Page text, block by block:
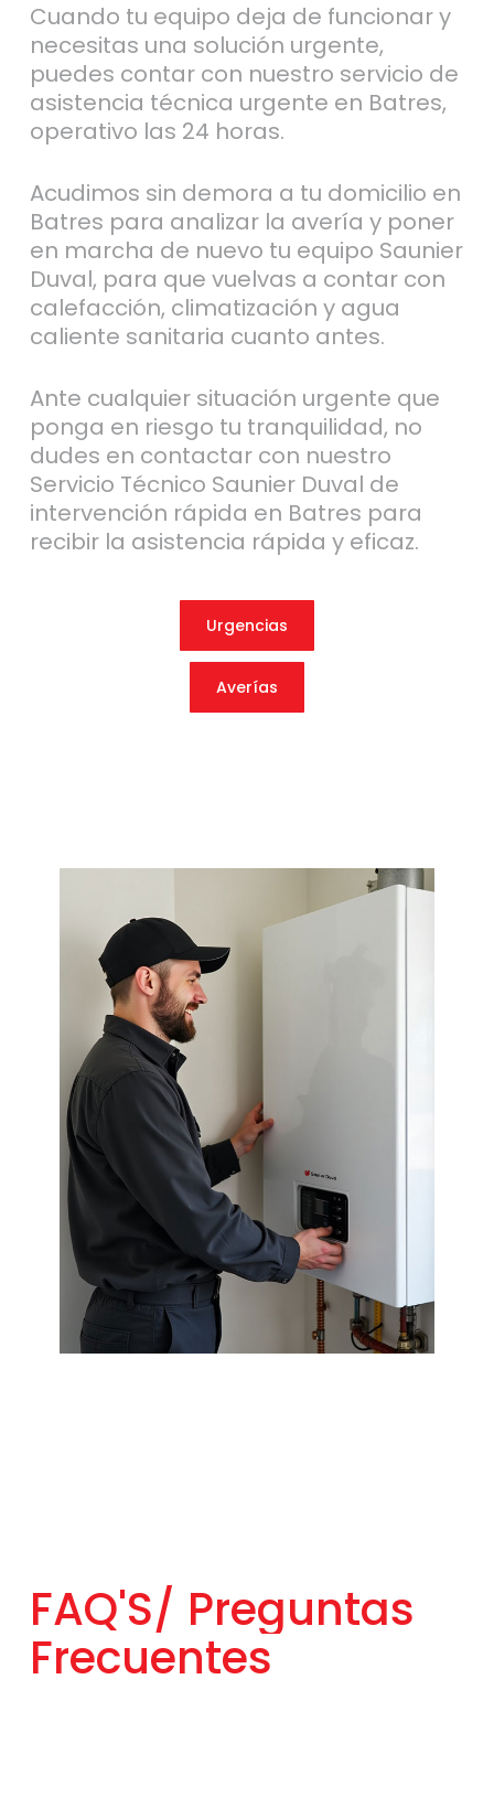
Cuando tu equipo deja de funcionar y
necesitas una solución urgente,
puedes contar con nuestro servicio de
asistencia técnica urgente en Batres,
operativo las 24 horas.
Acudimos sin demora a tu domicilio en
Batres para analizar la avería y poner
en marcha de nuevo tu equipo Saunier
Duval, para que vuelvas a contar con
calefacción, climatización y agua
caliente sanitaria cuanto antes.
Ante cualquier situación urgente que
ponga en riesgo tu tranquilidad, no
dudes en contactar con nuestro
Servicio Técnico Saunier Duval de
intervención rápida en Batres para
recibir la asistencia rápida y eficaz.
Urgencias
Averías
FAQ'S/ Preguntas
Frecuentes